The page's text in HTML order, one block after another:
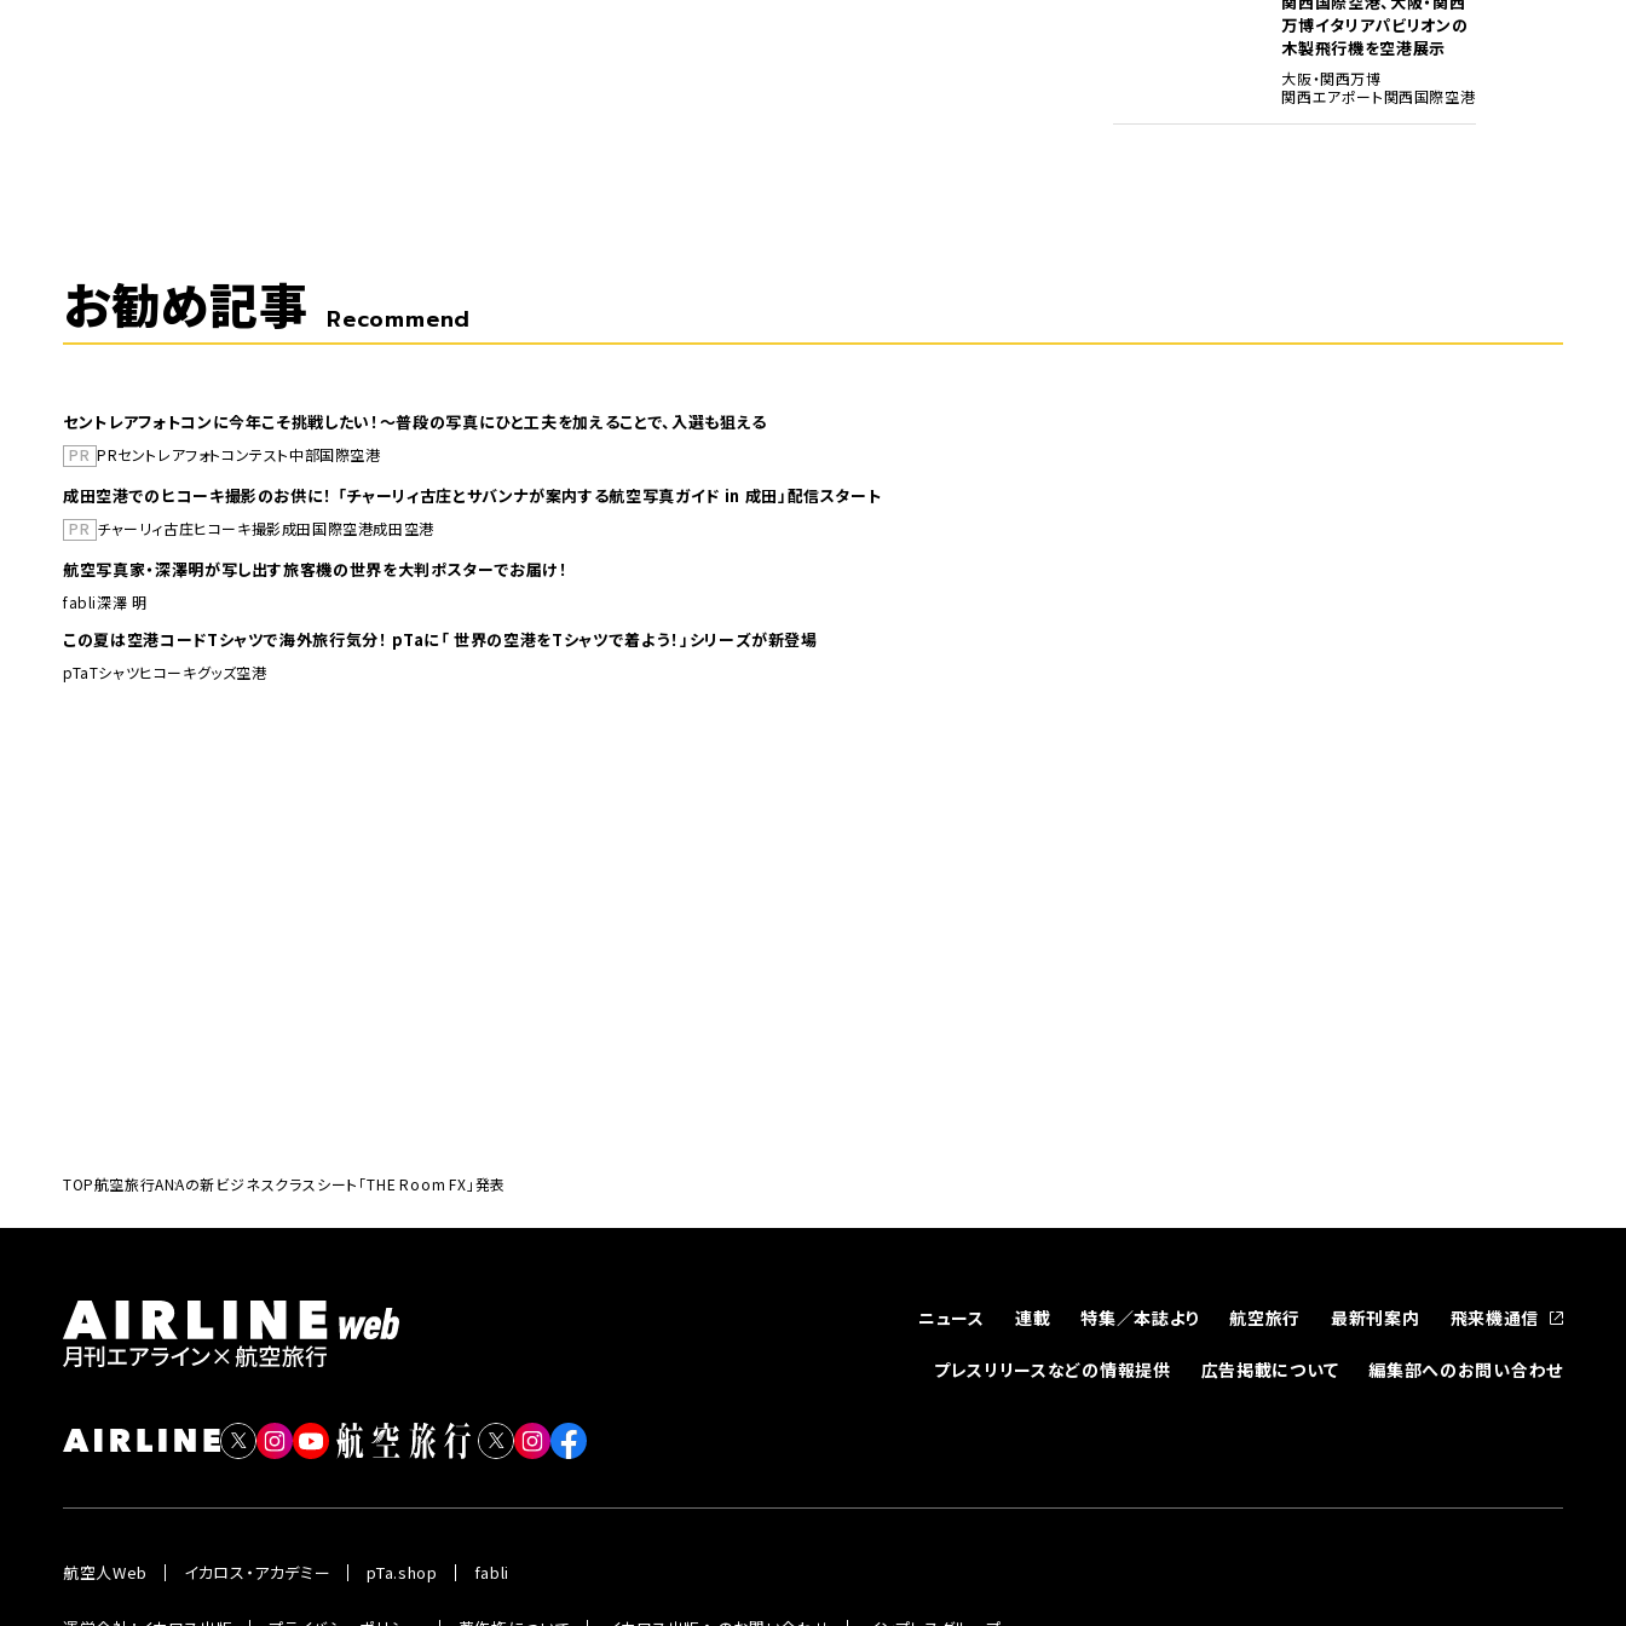
万博イタリアパビリオンの
木製飛行機を空港展示
大阪・関西万博
関西エアポート関西国際空港
お勧め記事 Recommend
セントレアフォトコンに今年こそ挑戦したい！～普段の写真にひと工夫を加えることで、入選も狙える
PR PRセントレアフォトコンテスト中部国際空港
成田空港でのヒコーキ撮影のお供に！ 「チャーリィ古庄とサバンナが案内する航空写真ガイド in 成田」配信スタート
PR チャーリィ古庄ヒコーキ撮影成田国際空港成田空港
航空写真家・深澤明が写し出す旅客機の世界を大判ポスターでお届け！
fabli深澤 明
この夏は空港コードTシャツで海外旅行気分！ pTaに「 世界の空港をTシャツで着よう！」シリーズが新登場
pTaTシャツヒコーキグッズ空港
TOP航空旅行ANAの新ビジネスクラスシート「THE Room FX」発表
ニュース 連載 特集／本誌より 航空旅行 最新刊案内 飛来機通信
プレスリリースなどの情報提供 広告掲載について 編集部へのお問い合わせ
航空人Web イカロス・アカデミー pTa.shop fabli